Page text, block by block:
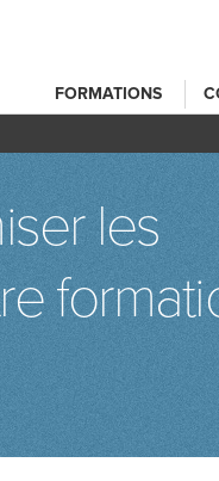
FORMATIONS
les